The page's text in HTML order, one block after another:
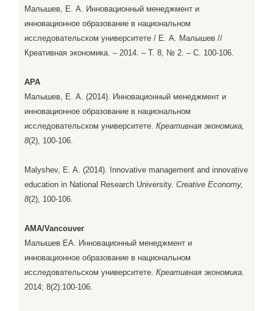
Малышев, Е. А. Инновационный менеджмент и
инновационное образование в национальном
исследовательском университете / Е. А. Малышев //
Креативная экономика. – 2014. – Т. 8, № 2. – С. 100-106.
APA
Малышев, Е. А. (2014). Инновационный менеджмент и
инновационное образование в национальном
исследовательском университете. Креативная экономика,
8(2), 100-106.
Malyshev, E. A. (2014). Innovative management and innovative
education in National Research University. Creative Economy,
8(2), 100-106.
AMA/Vancouver
Малышев ЕА. Инновационный менеджмент и
инновационное образование в национальном
исследовательском университете. Креативная экономика.
2014; 8(2):100-106.